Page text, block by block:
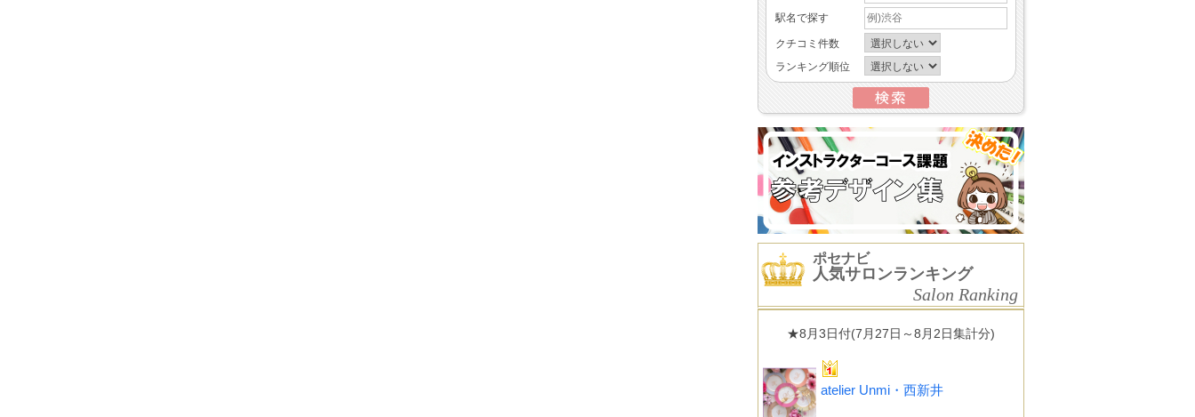
駅名で探す
クチコミ件数
ランキング順位
ポセナビ
人気サロンランキング
Salon Ranking
★8月3日付(7月27日～8月2日集計分)
atelier Unmi・西新井